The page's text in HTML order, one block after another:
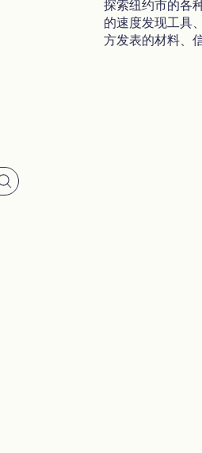
探索纽约市的各
的速度发现工具
方发表的材料、